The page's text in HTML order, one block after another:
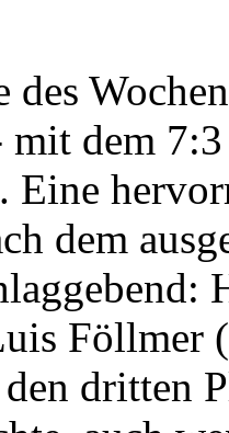
des
mit dem
Eine
dem
Föllmer
dritten